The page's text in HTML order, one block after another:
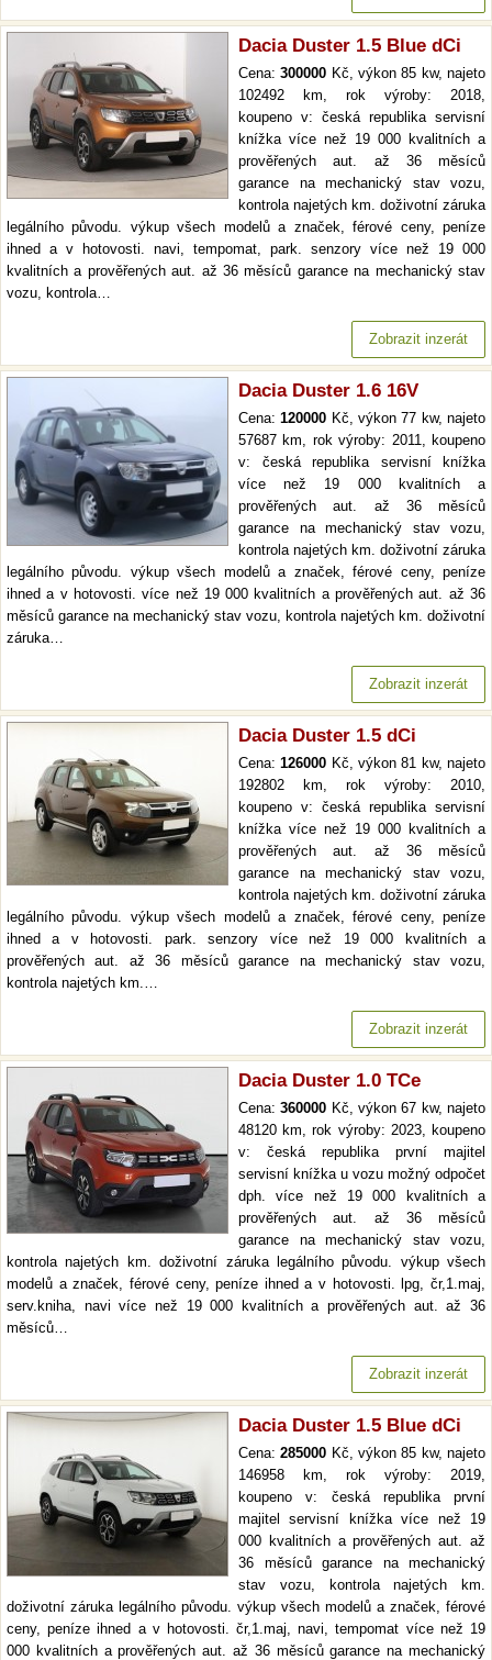
Dacia Duster 1.5 Blue dCi
Cena:300000 Kč, výkon 85 kw, najeto
102492 km, rok výroby: 2018,
koupeno v: česká republika servisní
knížka více než 19 000 kvalitních a
prověřených aut. až 36 měsíců
garance na mechanický stav vozu,
kontrola najetých km. doživotní záruka
legálního původu. výkup všech modelů a značek, férové ceny, peníze
ihned a v hotovosti. navi, tempomat, park. senzory více než 19 000
kvalitních a prověřených aut. až 36 měsíců garance na mechanický stav
vozu, kontrola…
Zobrazit inzerát
Dacia Duster 1.6 16V
Cena:120000 Kč, výkon 77 kw, najeto
57687 km, rok výroby: 2011, koupeno
v: česká republika servisní knížka
více než 19 000 kvalitních a
prověřených aut. až 36 měsíců
garance na mechanický stav vozu,
kontrola najetých km. doživotní záruka
legálního původu. výkup všech modelů a značek, férové ceny, peníze
ihned a v hotovosti. více než 19 000 kvalitních a prověřených aut. až 36
měsíců garance na mechanický stav vozu, kontrola najetých km. doživotní
záruka…
Zobrazit inzerát
Dacia Duster 1.5 dCi
Cena:126000 Kč, výkon 81 kw, najeto
192802 km, rok výroby: 2010,
koupeno v: česká republika servisní
knížka více než 19 000 kvalitních a
prověřených aut. až 36 měsíců
garance na mechanický stav vozu,
kontrola najetých km. doživotní záruka
legálního původu. výkup všech modelů a značek, férové ceny, peníze
ihned a v hotovosti. park. senzory více než 19 000 kvalitních a
prověřených aut. až 36 měsíců garance na mechanický stav vozu,
kontrola najetých km.…
Zobrazit inzerát
Dacia Duster 1.0 TCe
Cena:360000 Kč, výkon 67 kw, najeto
48120 km, rok výroby: 2023, koupeno
v: česká republika první majitel
servisní knížka u vozu možný odpočet
dph. více než 19 000 kvalitních a
prověřených aut. až 36 měsíců
garance na mechanický stav vozu,
kontrola najetých km. doživotní záruka legálního původu. výkup všech
modelů a značek, férové ceny, peníze ihned a v hotovosti. lpg, čr,1.maj,
serv.kniha, navi více než 19 000 kvalitních a prověřených aut. až 36
měsíců…
Zobrazit inzerát
Dacia Duster 1.5 Blue dCi
Cena:285000 Kč, výkon 85 kw, najeto
146958 km, rok výroby: 2019,
koupeno v: česká republika první
majitel servisní knížka více než 19
000 kvalitních a prověřených aut. až
36 měsíců garance na mechanický
stav vozu, kontrola najetých km.
doživotní záruka legálního původu. výkup všech modelů a značek, férové
ceny, peníze ihned a v hotovosti. čr,1.maj, navi, tempomat více než 19
000 kvalitních a prověřených aut. až 36 měsíců garance na mechanický